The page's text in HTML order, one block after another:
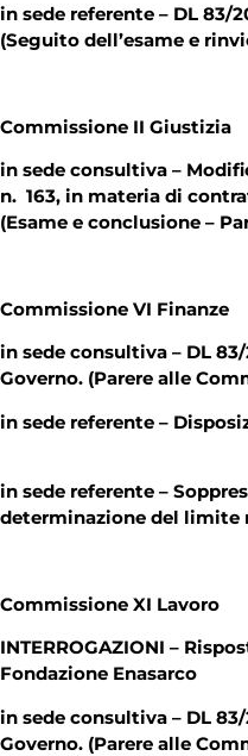
in sede referente – DL
(Seguito dell’esame e
Commissione II Giustizia
in sede consultiva –
n. 163, in materia di
(Esame e conclusione –
Commissione VI Finanze
in sede consultiva – DL
Governo. (Parere alle
in sede referente –
in sede referente –
determinazione del limite
Commissione XI Lavoro
INTERROGAZIONI –
Fondazione
in sede consultiva – DL
Governo. (Parere alle